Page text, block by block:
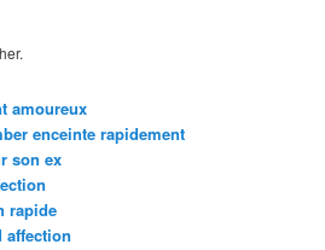
amoureux
enceinte rapidement
son ex
rapide
affection